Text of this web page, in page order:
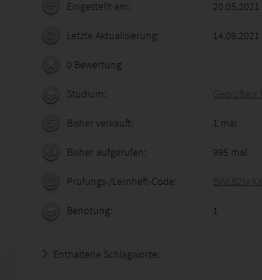
Eingestellt am:
Letzte Aktualisierung: 14.09.2021
0 Bewertung
Studium: Geprüfte/r
Bisher verkauft: 1 mal
Bisher aufgerufen: 995 mal
Prüfungs-/Lernheft-Code: BWLB2N-
Benotung: 1
Enthaltene Schlagworte: